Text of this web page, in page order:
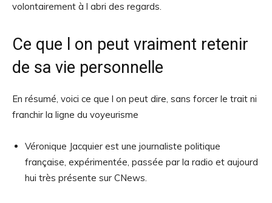
volontairement à l abri des regards.
Ce que l on peut vraiment retenir
de sa vie personnelle
En résumé, voici ce que l on peut dire, sans forcer le trait ni
franchir la ligne du voyeurisme
Véronique Jacquier est une journaliste politique
française, expérimentée, passée par la radio et aujourd
hui très présente sur CNews.